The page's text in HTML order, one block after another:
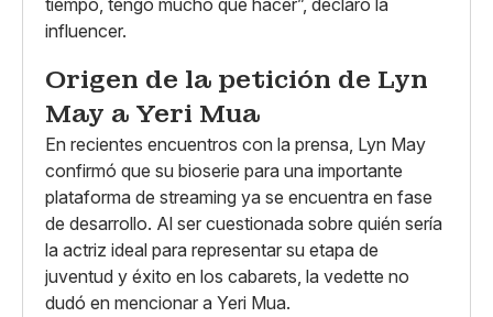
influencer.
Origen de la petición de Lyn
May a Yeri Mua
En recientes encuentros con la prensa, Lyn May
confirmó que su bioserie para una importante
plataforma de streaming ya se encuentra en fase
de desarrollo. Al ser cuestionada sobre quién sería
la actriz ideal para representar su etapa de
juventud y éxito en los cabarets, la vedette no
dudó en mencionar a Yeri Mua.